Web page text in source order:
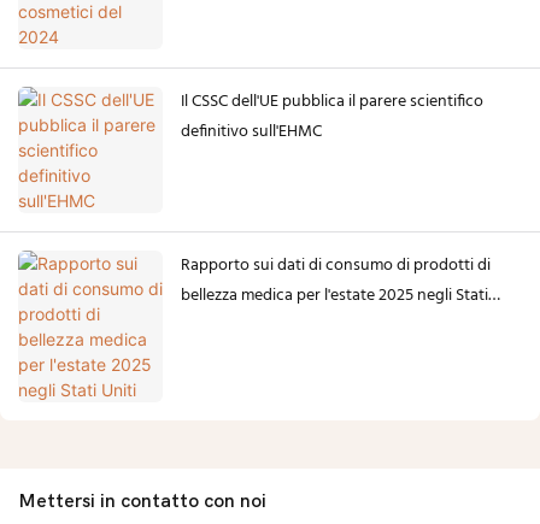
Il CSSC dell'UE pubblica il parere scientifico
definitivo sull'EHMC
Rapporto sui dati di consumo di prodotti di
bellezza medica per l'estate 2025 negli Stati
Mettersi in contatto con noi